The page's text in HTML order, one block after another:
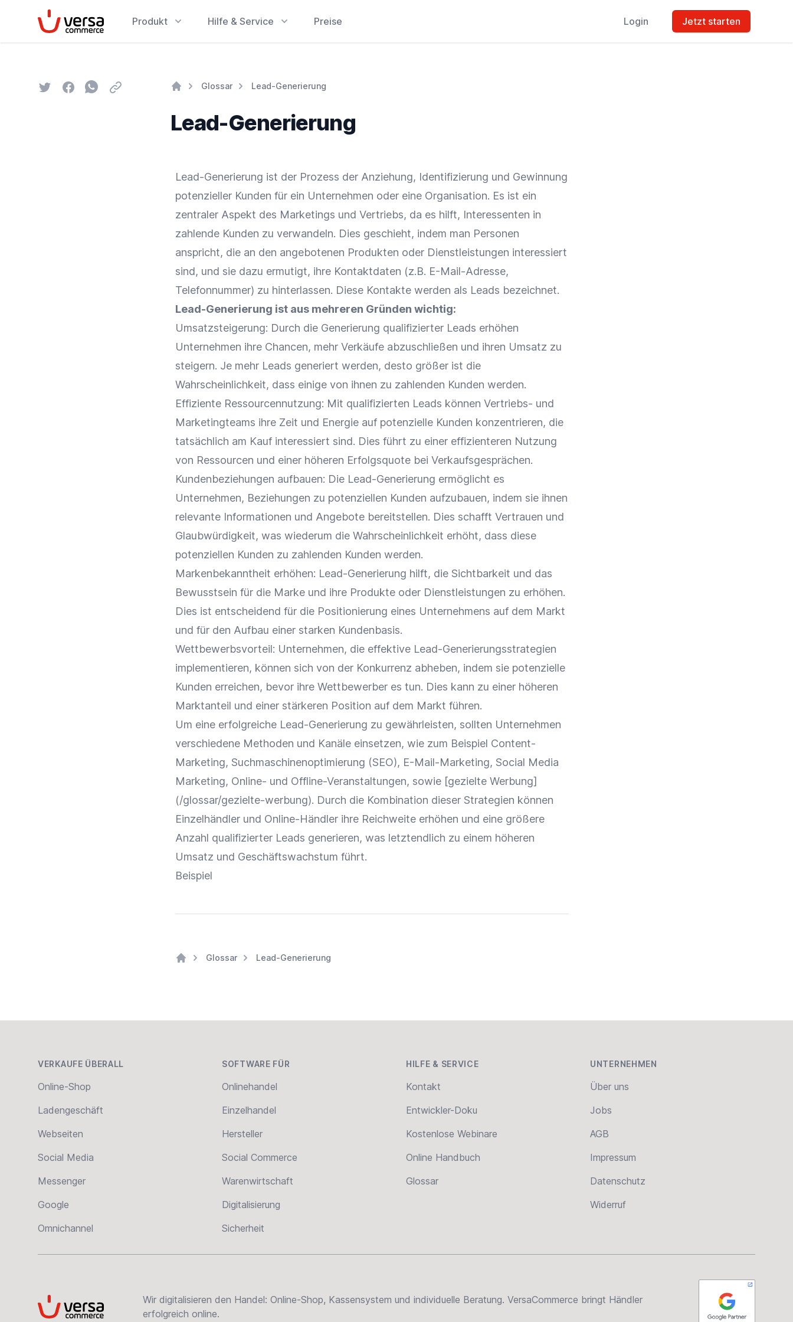
VersaCommerce Produkt Hilfe & Service Preise Login Jetzt starten
TwitterFacebookWhatsapp
Email Glossar Lead-Generierung
Lead-Generierung
Lead-Generierung ist der Prozess der Anziehung, Identifizierung und Gewinnung
potenzieller Kunden für ein Unternehmen oder eine Organisation. Es ist ein
zentraler Aspekt des Marketings und Vertriebs, da es hilft, Interessenten in
zahlende Kunden zu verwandeln. Dies geschieht, indem man Personen
anspricht, die an den angebotenen Produkten oder Dienstleistungen interessiert
sind, und sie dazu ermutigt, ihre Kontaktdaten (z.B. E-Mail-Adresse,
Telefonnummer) zu hinterlassen. Diese Kontakte werden als Leads bezeichnet.
Lead-Generierung ist aus mehreren Gründen wichtig:
Umsatzsteigerung: Durch die Generierung qualifizierter Leads erhöhen
Unternehmen ihre Chancen, mehr Verkäufe abzuschließen und ihren Umsatz zu
steigern. Je mehr Leads generiert werden, desto größer ist die
Wahrscheinlichkeit, dass einige von ihnen zu zahlenden Kunden werden.
Effiziente Ressourcennutzung: Mit qualifizierten Leads können Vertriebs- und
Marketingteams ihre Zeit und Energie auf potenzielle Kunden konzentrieren, die
tatsächlich am Kauf interessiert sind. Dies führt zu einer effizienteren Nutzung
von Ressourcen und einer höheren Erfolgsquote bei Verkaufsgesprächen.
Kundenbeziehungen aufbauen: Die Lead-Generierung ermöglicht es
Unternehmen, Beziehungen zu potenziellen Kunden aufzubauen, indem sie ihnen
relevante Informationen und Angebote bereitstellen. Dies schafft Vertrauen und
Glaubwürdigkeit, was wiederum die Wahrscheinlichkeit erhöht, dass diese
potenziellen Kunden zu zahlenden Kunden werden.
Markenbekanntheit erhöhen: Lead-Generierung hilft, die Sichtbarkeit und das
Bewusstsein für die Marke und ihre Produkte oder Dienstleistungen zu erhöhen.
Dies ist entscheidend für die Positionierung eines Unternehmens auf dem Markt
und für den Aufbau einer starken Kundenbasis.
Wettbewerbsvorteil: Unternehmen, die effektive Lead-Generierungsstrategien
implementieren, können sich von der Konkurrenz abheben, indem sie potenzielle
Kunden erreichen, bevor ihre Wettbewerber es tun. Dies kann zu einer höheren
Marktanteil und einer stärkeren Position auf dem Markt führen.
Um eine erfolgreiche Lead-Generierung zu gewährleisten, sollten Unternehmen
verschiedene Methoden und Kanäle einsetzen, wie zum Beispiel Content-
Marketing, Suchmaschinenoptimierung (SEO), E-Mail-Marketing, Social Media
Marketing, Online- und Offline-Veranstaltungen, sowie [gezielte Werbung]
(/glossar/gezielte-werbung). Durch die Kombination dieser Strategien können
Einzelhändler und Online-Händler ihre Reichweite erhöhen und eine größere
Anzahl qualifizierter Leads generieren, was letztendlich zu einem höheren
Umsatz und Geschäftswachstum führt.
Beispiel
Glossar Lead-Generierung
VERKAUFE ÜBERALL
Online-Shop
Ladengeschäft
Webseiten
Social Media
Messenger
Google
Omnichannel
SOFTWARE FÜR
Onlinehandel
Einzelhandel
Hersteller
Social Commerce
Warenwirtschaft
Digitalisierung
Sicherheit
HILFE & SERVICE
Kontakt
Entwickler-Doku
Kostenlose Webinare
Online Handbuch
Glossar
UNTERNEHMEN
Über uns
Jobs
AGB
Impressum
Datenschutz
Widerruf
VersaCommerce
Wir digitalisieren den Handel: Online-Shop, Kassensystem und individuelle Beratung. VersaCommerce bringt Händler
erfolgreich online.